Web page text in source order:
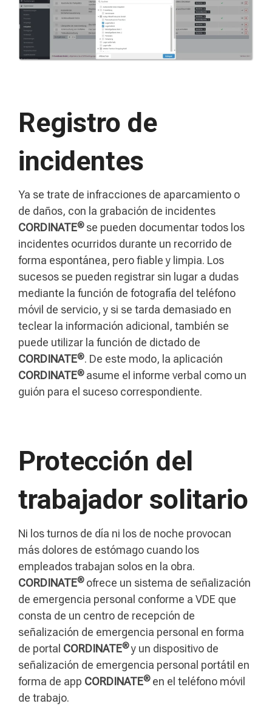
Registro de
incidentes
Ya se trate de infracciones de aparcamiento o
de daños, con la grabación de incidentes
CORDINATE® se pueden documentar todos los
incidentes ocurridos durante un recorrido de
forma espontánea, pero fiable y limpia. Los
sucesos se pueden registrar sin lugar a dudas
mediante la función de fotografía del teléfono
móvil de servicio, y si se tarda demasiado en
teclear la información adicional, también se
puede utilizar la función de dictado de
CORDINATE®. De este modo, la aplicación
CORDINATE® asume el informe verbal como un
guión para el suceso correspondiente.
Protección del
trabajador solitario
Ni los turnos de día ni los de noche provocan
más dolores de estómago cuando los
empleados trabajan solos en la obra.
CORDINATE® ofrece un sistema de señalización
de emergencia personal conforme a VDE que
consta de un centro de recepción de
señalización de emergencia personal en forma
de portal CORDINATE®y un dispositivo de
señalización de emergencia personal portátil en
forma de app CORDINATE® en el teléfono móvil
de trabajo.